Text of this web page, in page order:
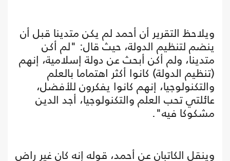
ويلاحظ التقرير أن أحمد لم يكن متدينا قبل أن
ينضم لتنظيم الدولة، حيث قال: "لم أكن
متدينا، ولم أكن أبحث عن دولة إسلامية، إنهم
(تنظيم الدولة) كانوا أكثر اهتماما بالعلم
والتكنولوجيا، إنهم كانوا يفكرون للأفضل،
عائلتي تحب العلم والتكنولوجيا، أجد الدين
مشكوكا فيه".
وينقل الكاتبان عن أحمد، قوله إنه كان غير راض